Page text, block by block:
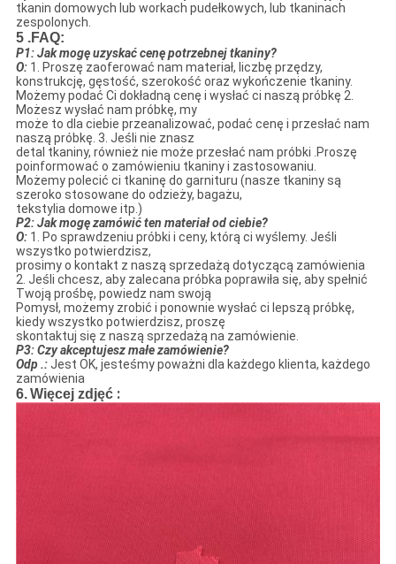
tkanin domowych lub workach pudełkowych, lub tkaninach
zespolonych.
5 .FAQ:
P1: Jak mogę uzyskać cenę potrzebnej tkaniny?
O:1. Proszę zaoferować nam materiał, liczbę przędzy,
konstrukcję, gęstość, szerokość oraz wykończenie tkaniny.
Możemy podać Ci dokładną cenę i wysłać ci naszą próbkę 2.
Możesz wysłać nam próbkę, my
może to dla ciebie przeanalizować, podać cenę i przesłać nam
naszą próbkę. 3. Jeśli nie znasz
detal tkaniny, również nie może przesłać nam próbki .Proszę
poinformować o zamówieniu tkaniny i zastosowaniu.
Możemy polecić ci tkaninę do garnituru (nasze tkaniny są
szeroko stosowane do odzieży, bagażu,
tekstylia domowe itp.)
P2: Jak mogę zamówić ten materiał od ciebie?
O:1. Po sprawdzeniu próbki i ceny, którą ci wyślemy. Jeśli
wszystko potwierdzisz,
prosimy o kontakt z naszą sprzedażą dotyczącą zamówienia
2. Jeśli chcesz, aby zalecana próbka poprawiła się, aby spełnić
Twoją prośbę, powiedz nam swoją
Pomysł, możemy zrobić i ponownie wysłać ci lepszą próbkę,
kiedy wszystko potwierdzisz, proszę
skontaktuj się z naszą sprzedażą na zamówienie.
P3: Czy akceptujesz małe zamówienie?
Odp .:Jest OK, jesteśmy poważni dla każdego klienta, każdego
zamówienia
6.Więcej zdjęć: